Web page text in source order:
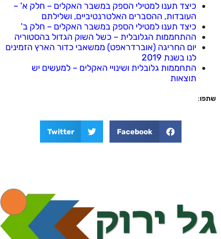
כיצד תענו למטילי הספק במשבר האקלים – חלק א' –
העובדות, ההסברים האלטרנטיביים, ושלילתם
כיצד תענו למטילי הספק במשבר האקלים – חלק ב'
ההתחממות הגלובלית – כשל השוק הגדול בהסטוריה
יום החריגה (אוברדראפט) ממשאבי כדור הארץ הזמינים
לנו בשנת 2019
התחממות גלובלית ושינויי האקלים – למעשים יש
תוצאות
שתפו:
Facebook
Twitter